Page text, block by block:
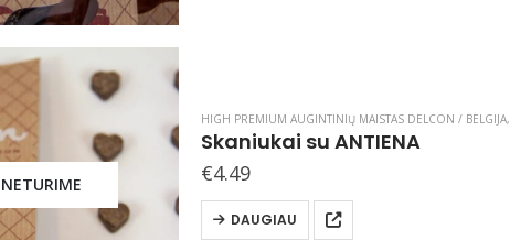
NETURIME
HIGH PREMIUM AUGINTINIŲ MAISTAS DELCON / BELGIJA,
Skaniukai su ANTIENA
€4.49
DAUGIAU